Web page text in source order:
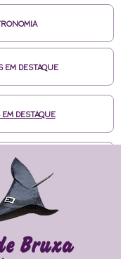
EM DESTAQUE
EM DESTAQUE
DE BRUXA
HOTMART
CONTATO